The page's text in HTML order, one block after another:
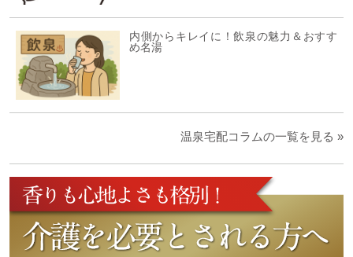
内側からキレイに！飲泉の魅力＆おすす
め名湯
温泉宅配コラムの一覧を見る »